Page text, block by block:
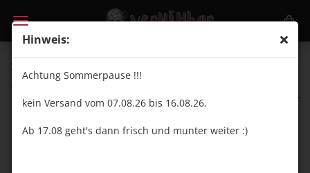
Hinweis:
Achtung Sommerpause !!!
kein Versand vom 07.08.26 bis 16.08.26.
Ab 17.08 geht's dann frisch und munter weiter :)
Scratch Jeans Blau – French Terry Meterware
VN25178
vernähbar